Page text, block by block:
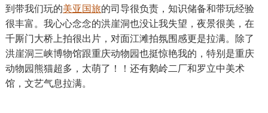
到带我们玩的美亚国旅的司导很负责，知识储备和带玩经验
很丰富。我心心念念的洪崖洞也没让我失望，夜景很美，在
千厮门大桥上拍很出片，对面江滩拍氛围感更是拉满。除了
洪崖洞三峡博物馆跟重庆动物园也挺惊艳我的，特别是重庆
动物园熊猫超多，太萌了！！还有鹅岭二厂和罗立中美术
馆，文艺气息拉满。